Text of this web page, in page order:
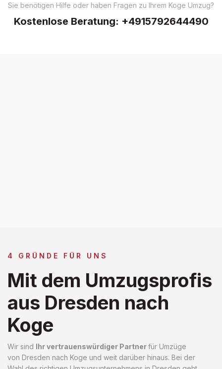
Sie benötigen Hilfe oder haben Fragen zu Ihrem Koge Umzug?
Kostenlose Beratung: +4915792644490
4 GRÜNDE FÜR UNS
Mit dem Umzugsprofis
aus Dresden nach
Koge
Wir sind Ihr vertrauenswürdiger Partnerfür Umzüge
von Dresden nach Koge und weit darüber hinaus. Bei der